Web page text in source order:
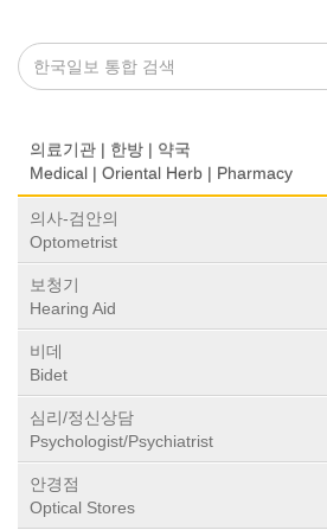
의료기관 | 한방 | 약국
Medical | Oriental Herb | Pharmacy
의사-검안의
Optometrist
보청기
Hearing Aid
비데
Bidet
심리/정신상담
Psychologist/Psychiatrist
안경점
Optical Stores